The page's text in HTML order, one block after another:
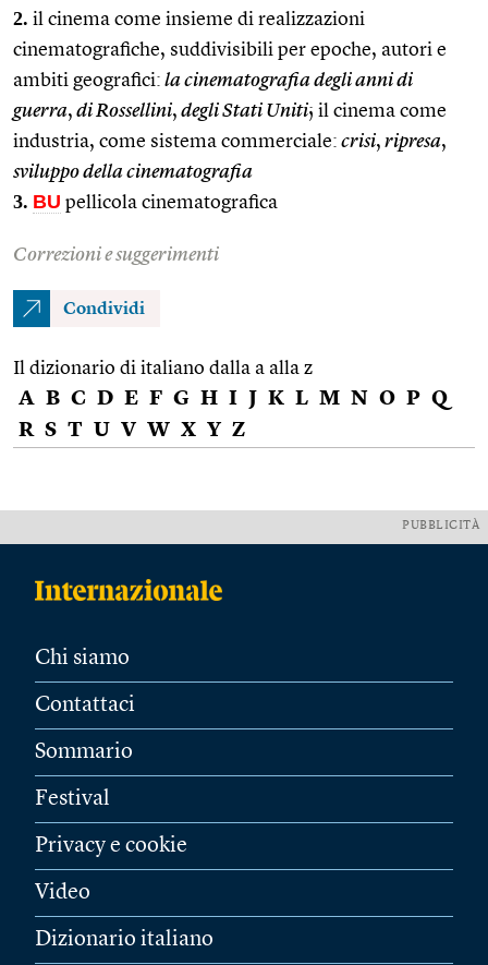
2. il cinema come insieme di realizzazioni
cinematografiche, suddivisibili per epoche, autori e
ambiti geografici: la cinematografia degli anni di
guerra, di Rossellini, degli Stati Uniti; il cinema come
industria, come sistema commerciale: crisi, ripresa,
sviluppo della cinematografia
3. BU pellicola cinematografica
Correzioni e suggerimenti
Condividi
Il dizionario di italiano dalla a alla z
A B C D E F G H I J K L M N O P Q
R S T U V W X Y Z
PUBBLICITÀ
Chi siamo
Contattaci
Sommario
Festival
Privacy e cookie
Video
Dizionario italiano